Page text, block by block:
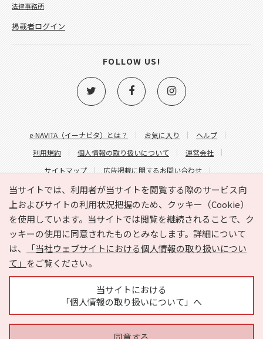
当サイトでは、利用者が当サイトを閲覧する際のサービス向
上およびサイトの利用状況把握のため、クッキー（Cookie）
を使用しています。当サイトでは閲覧を継続されることで、ク
ッキーの使用に同意されたものとみなします。詳細について
は、
「当社ウェブサイトにおける個人情報の取り扱いについ
て」 をご覧ください。
当サイトにおける
「個人情報の取り扱いについて」へ
e-NAVITA（イーナビタ）とは？ お気に入り
ヘルプ
利用規約
個人情報の取り扱いについて
運営会社
サイトマップ
広告掲載に関するお問い合わせ
サイトの内容に関するお問い合わせ
法律事務所
掲載者ログイン
FOLLOW US!
Copyright © HYOJITO.Co.,Ltd. All Rights Reserved.